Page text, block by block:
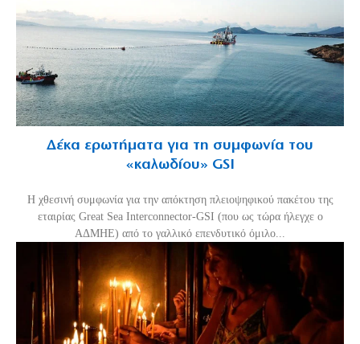
Δέκα ερωτήματα για τη συμφωνία του
«καλωδίου» GSI
Η χθεσινή συμφωνία για την απόκτηση πλειοψηφικού πακέτου της
εταιρίας Great Sea Interconnector-GSI (που ως τώρα ήλεγχε ο
ΑΔΜΗΕ) από το γαλλικό επενδυτικό όμιλο...